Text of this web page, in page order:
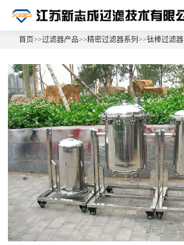
首页>>过滤器产品>>精密过滤器系列>>钛棒过滤器